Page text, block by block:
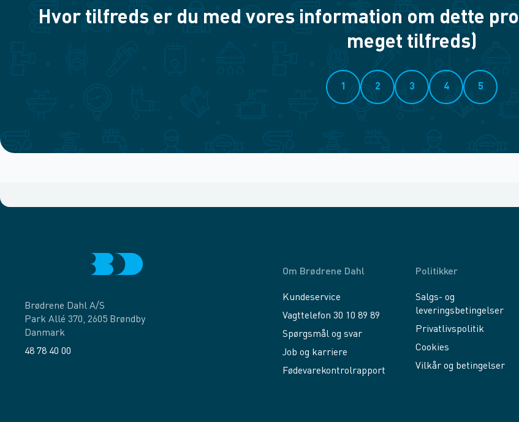
Hvor tilfreds er du med vores information om dette
meget tilfreds)
1 2 3 4 5
Brødrene Dahl A/S
Park Allé 370, 2605 Brøndby
Danmark
48 78 40 00
Om Brødrene Dahl
Kundeservice
Vagttelefon 30 10 89 89
Spørgsmål og svar
Job og karriere
Fødevarekontrolrapport
Politikker
Salgs- og
leveringsbetingelser
Privatlivspolitik
Cookies
Vilkår og betingelser